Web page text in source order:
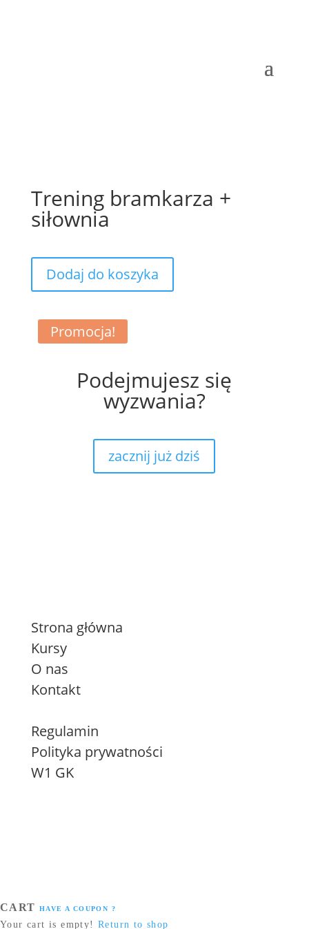
Trening bramkarza +
siłownia
Trening
bramkarza
siłownia
Dodaj do koszyka
Promocja!
Podejmujesz się
wyzwania?
zacznij już dziś
Strona główna
Kursy
O nas
Kontakt
Regulamin
Polityka prywatności
W1 GK
CART HAVE A COUPON ?
Your cart is empty! Return to shop